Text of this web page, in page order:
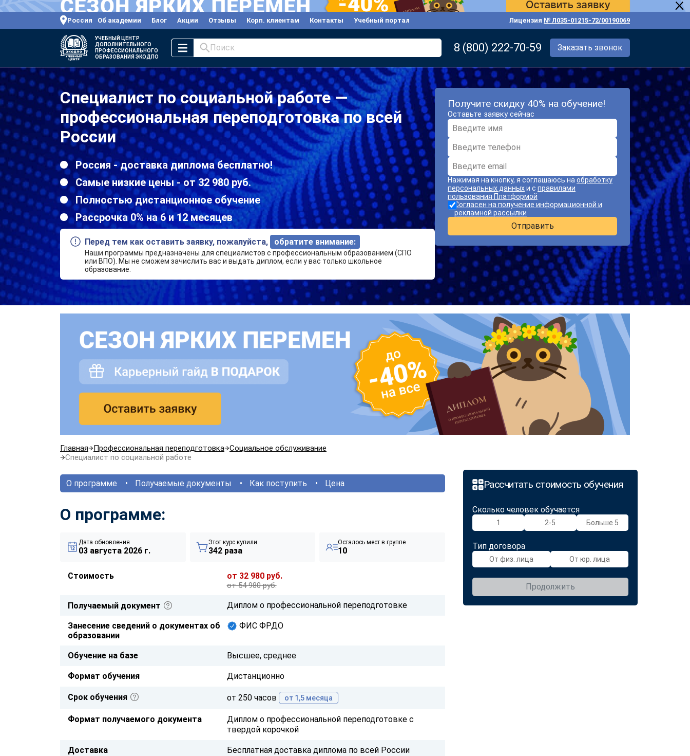
Россия Об академии Блог Акции Отзывы Корп. клиентам Контакты Учебный портал Лицензия № Л035-01215-72/00190069
УЧЕБНЫЙ ЦЕНТР
ДОПОЛНИТЕЛЬНОГО
ПРОФЕССИОНАЛЬНОГО
ОБРАЗОВАНИЯ ЭКОДПО
Поиск 8 (800) 222-70-59 Заказать звонок
Специалист по социальной работе —
профессиональная переподготовка по всей
России
Россия - доставка диплома бесплатно!
Самые низкие цены - от 32 980 руб.
Полностью дистанционное обучение
Рассрочка 0% на 6 и 12 месяцев
Перед тем как оставить заявку, пожалуйста, обратите внимание:
Наши программы предназначены для специалистов с профессиональным образованием (СПО
или ВПО). Мы не сможем зачислить вас и выдать диплом, если у вас только школьное
образование.
Получите скидку 40% на обучение!
Оставьте заявку сейчас
Нажимая на кнопку, я соглашаюсь на обработку
персональных данныхи с правилами
пользования Платформой
Согласен на получение информационной и
рекламной рассылки
Отправить
Главная Профессиональная переподготовка Социальное обслуживание
Специалист по социальной работе
Рассчитать стоимость обучения
Сколько человек обучается
1 2-5 Больше 5
Тип договора
От физ. лица От юр. лица
Продолжить
О программе Получаемые документы Как поступить Цена
О программе:
Дата обновления
03 августа 2026 г.
Этот курс купили
342 раза
Осталось мест в группе
10
Стоимость от 32 980 руб.
от 54 980 руб.
Получаемый документ Диплом о профессиональной переподготовке
Занесение сведений о документах об
образовании
ФИС ФРДО
Обучение на базе Высшее, среднее
Формат обучения Дистанционно
Срок обучения от 250 часов от 1,5 месяца
Формат получаемого документа
Диплом о профессиональной переподготовке с
твердой корочкой
Доставка Бесплатная доставка диплома по всей России